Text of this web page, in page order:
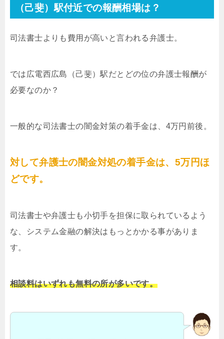
（己斐）駅付近での報酬相場は？
司法書士よりも費用が高いと言われる弁護士。
では広電西広島（己斐）駅だとどの位の弁護士報酬が
必要なのか？
一般的な司法書士の闇金対策の着手金は、4万円前後。
対して弁護士の闇金対処の着手金は、5万円ほ
どです。
司法書士や弁護士も小切手を担保に取られているよう
な、システム金融の解決はもっとかかる事がありま
す。
相談料はいずれも無料の所が多いです。